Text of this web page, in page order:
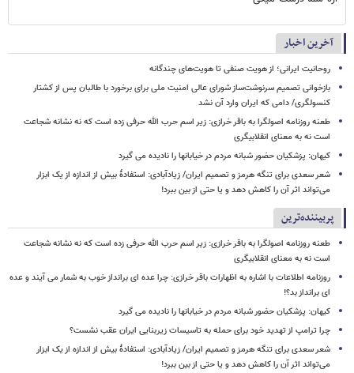
آخرین اخبار
روحانیت ایرانی؛ از هویت صنفی تا هویت‌های چندگانه
بازخوانی تصمیم سرنوشت‌ساز شورای عالی امنیت ملی برای برخورد با طالبان پس از کشتار
کنسولگری/ دامی که ایران وارد آن نشد
طعنه روزنامه اصولگرا به باقر خرازی: زیر اسم حرب الله حرفی زده است که نه نشانه شجاعت
است نه به معنای انقلابیگری
کیهان: پزشکیان حضور شبانه مردم در خیابانها را نادیده می گیرد
شعر سعدی برای تنگه هرمز و تصمیم ایران/ زیادآبادی: استفادهٔ بیش از اندازه از یک ابزار
می‌تواند اثر آن را کاهش دهد و یا حتی از بین ببرد!
پربیننده‌ترین
طعنه روزنامه اصولگرا به باقر خرازی: زیر اسم حرب الله حرفی زده است که نه نشانه شجاعت
است نه به معنای انقلابیگری
روزنامه اطلاعات با اشاره به اظهارات باقر خرازی: چرا عده ای برانداز خوب به شمار می آیند و عده
ای برانداز بد؟!
کیهان: پزشکیان حضور شبانه مردم در خیابانها را نادیده می گیرد
چرا ترامپ از تهدید خود برای حمله به تاسیسات زیربنایی ایران عقب نشست؟
شعر سعدی برای تنگه هرمز و تصمیم ایران/ زیادآبادی: استفادهٔ بیش از اندازه از یک ابزار
می‌تواند اثر آن را کاهش دهد و یا حتی از بین ببرد!